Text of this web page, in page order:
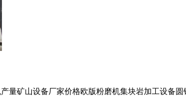
量矿山设备厂家价格欧版粉磨机集块岩加工设备